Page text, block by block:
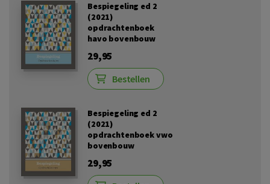
Bespiegeling ed 2
(2021)
opdrachtenboek
havo bovenbouw
29,95
Bestellen
Bespiegeling ed 2
(2021)
opdrachtenboek vwo
bovenbouw
29,95